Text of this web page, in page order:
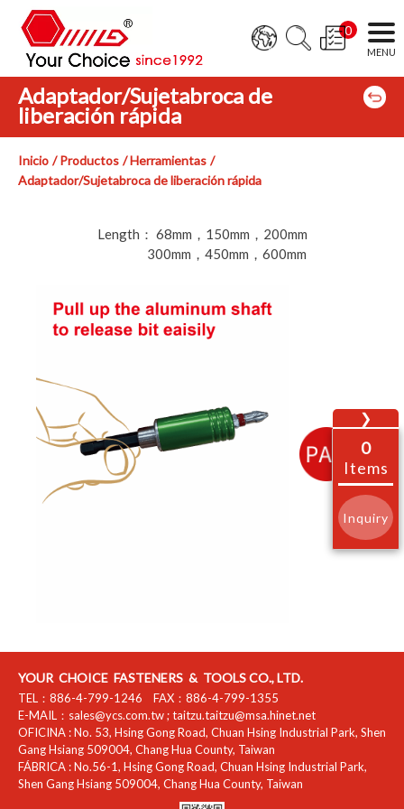
0
Adaptador/Sujetabroca de
liberación rápida
Inicio Productos
Herramientas
Adaptador/Sujetabroca de liberación rápida
Length： 68mm，150mm，200mm
300mm，450mm，600mm
YOUR CHOICE FASTENERS & TOOLS CO., LTD.
TEL： 886-4-799-1246 FAX： 886-4-799-1355
E-MAIL： sales@ycs.com.tw;taitzu.taitzu@msa.hinet.net
OFICINA :No. 53, Hsing Gong Road, Chuan Hsing Industrial Park, Shen
Gang Hsiang 509004, Chang Hua County, Taiwan
FÁBRICA :No.56-1, Hsing Gong Road, Chuan Hsing Industrial Park,
Shen Gang Hsiang 509004, Chang Hua County, Taiwan
❯
0
Items
Inquiry